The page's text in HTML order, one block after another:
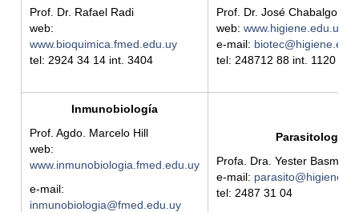
Prof. Dr. Rafael Radi
web:
www.bioquimica.fmed.edu.uy
tel: 2924 34 14 int.3404
Prof. Dr. José Chabalgoity
web:www.higiene.edu.uy/
e-mail:
tel: 248712 88 int. 1120
Inmunobiología
Prof. Agdo. Marcelo Hill
web:
www.inmunobiologia.fmed.edu.uy
e-mail:
inmunobiologia@fmed.edu.uy
Parasitología
Profa. Dra. Yester
e-mail:
tel: 2487 31 04